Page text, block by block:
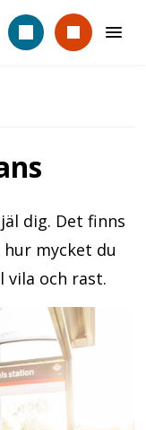
dig. Det finns
mycket du
och rast.